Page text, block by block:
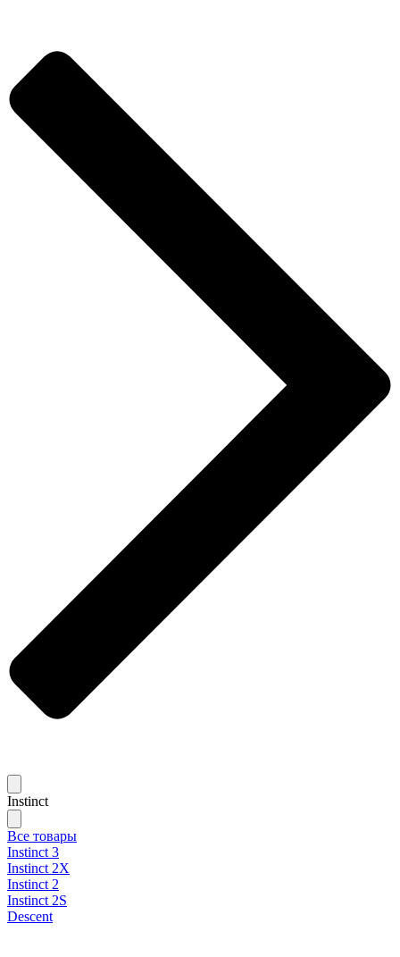
Instinct
Все товары
Instinct 3
Instinct 2X
Instinct 2
Instinct 2S
Descent